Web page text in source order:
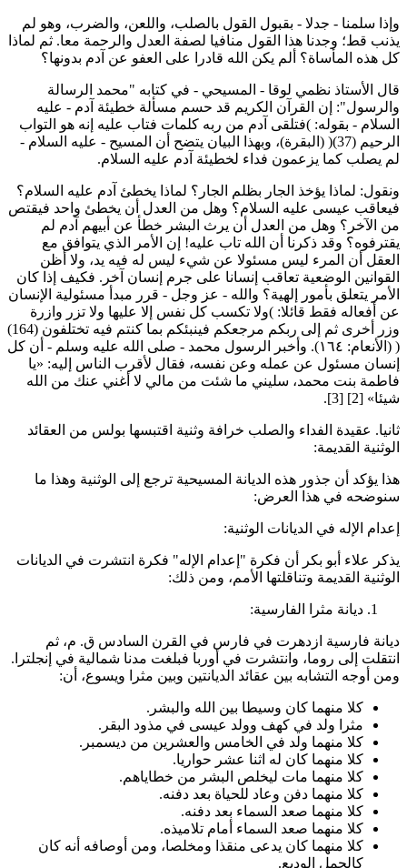
سلمنا - جدلا - بقبول القول بالصلب، واللعن، والضرب، وهو لم
قط؛ وجدنا هذا القول منافيا لصفة العدل والرحمة معا. ثم لماذا
هذه المأساة؟ ألم يكن الله قادرا على العفو عن آدم بدونها؟
الأستاذ نظمي لوقا - المسيحي - في كتابه "محمد الرسالة
إن القرآن الكريم قد حسم مسألة خطيئة آدم - عليه
- بقوله: )فتلقى آدم من ربه كلمات فتاب عليه إنه هو التواب
الرحيم (37)( (البقرة)، وبهذا البيان يتضح أن المسيح - عليه السلام -
يصلب كما يزعمون فداء لخطيئة آدم عليه السلام.
لماذا يؤخذ الجار بظلم الجار؟ لماذا يخطئ آدم عليه السلام؟
عيسى عليه السلام؟ وهل من العدل أن يخطئ واحد فيقتص
الآخر؟ وهل من العدل أن يرث البشر خطأ عن أبيهم آدم لم
وقد ذكرنا أن الله تاب عليه! إن الأمر الذي يتوافق مع
أن المرء ليس مسئولا عن شيء ليس له فيه يد، ولا أظن
الوضعية تعاقب إنسانا على جرم إنسان آخر. فكيف إذا كان
يتعلق بأمور إلهية؟ والله - عز وجل - قرر مبدأ مسئولية الإنسان
أفعاله فقط قائلا: )ولا تكسب كل نفس إلا عليها ولا تزر وازرة
وزر أخرى ثم إلى ربكم مرجعكم فينبئكم بما كنتم فيه تختلفون (164)
( (الأنعام: ١٦٤). وأخبر الرسول محمد - صلى الله عليه وسلم - أن كل
مسئول عن عمله وعن نفسه، فقال لأقرب الناس إليه: «يا
بنت محمد، سليني ما شئت من مالي لا أغني عنك من الله
[2] [3].
عقيدة الفداء والصلب خرافة وثنية اقتبسها بولس من العقائد
القديمة:
يؤكد أن جذور هذه الديانة المسيحية ترجع إلى الوثنية وهذا ما
في هذا العرض:
الإله في الديانات الوثنية:
علاء أبو بكر أن فكرة "إعدام الإله" فكرة انتشرت في الديانات
القديمة وتناقلتها الأمم، ومن ذلك:
ديانة مثرا الفارسية:
فارسية ازدهرت في فارس في القرن السادس ق. م، ثم
إلى روما، وانتشرت في أوربا فبلغت مدنا شمالية في إنجلترا.
أوجه التشابه بين عقائد الديانتين وبين مثرا ويسوع، أن:
كلا منهما كان وسيطا بين الله والبشر.
مثرا ولد في كهف وولد عيسى في مذود البقر.
كلا منهما ولد في الخامس والعشرين من ديسمبر.
كلا منهما كان له اثنا عشر حواريا.
كلا منهما مات ليخلص البشر من خطاياهم.
كلا منهما دفن وعاد للحياة بعد دفنه.
كلا منهما صعد السماء بعد دفنه.
كلا منهما صعد السماء أمام تلاميذه.
كلا منهما كان يدعى منقذا ومخلصا، ومن أوصافه أنه كان
كالحمل الوديع.